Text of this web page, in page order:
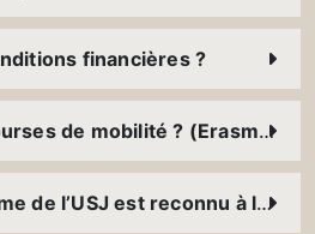
financières ?
Quelles sont les bourses de mobilité ? (Erasmus+, FUCE, bourses des ambassades, etc.)
Est-ce que le diplôme de l’USJ est reconnu à l’international ?